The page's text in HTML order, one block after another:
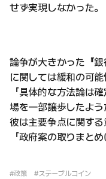
せず実現しなかった。
論争が大きかった『銀
に関しては緩和の可
「具体的な方法論は
場を一部譲歩したよう
彼は主要争点に関す
「政府案の取りまと
#政策 #ステーブルコイン